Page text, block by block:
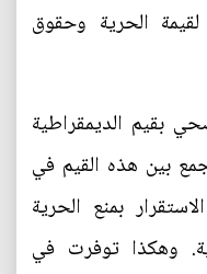
الحرية وحقوق
بقيم الديمقراطية
بين هذه القيم في
بمنع الحرية
وهكذا توفرت في